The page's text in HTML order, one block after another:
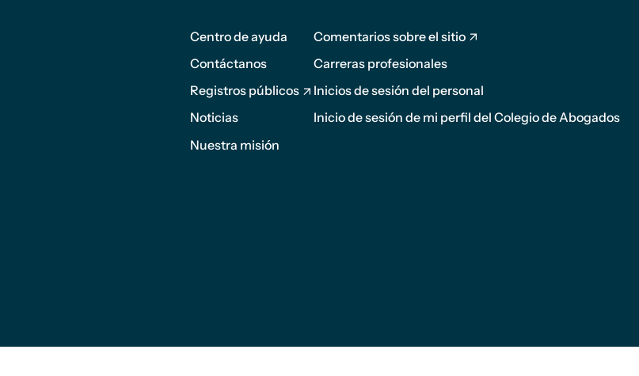
página
1
Centro de ayuda
Contáctanos
Registros públicos
Noticias
Nuestra misión
página
2
Comentarios sobre el sitio
Carreras profesionales
Inicios de sesión del personal
Inicio de sesión de mi perfil del Colegio de Abogados